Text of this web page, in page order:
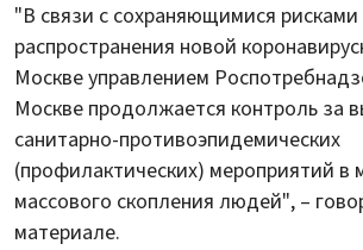
"В связи с сохраняющимися рисками
распространения новой
Москве управлением
Москве продолжается контроль за
санитарно-противоэпидемических
(профилактических) мероприятий в
массового скопления людей", –
материале.